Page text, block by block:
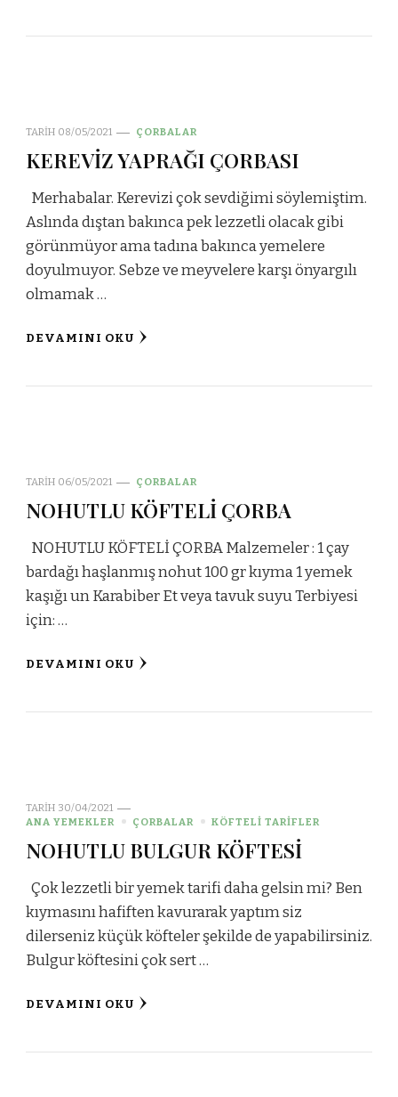
TARIH 08/05/2021 ÇORBALAR
KEREVİZ YAPRAĞI ÇORBASI
Merhabalar. Kerevizi çok sevdiğimi söylemiştim.
Aslında dıştan bakınca pek lezzetli olacak gibi
görünmüyor ama tadına bakınca yemelere
doyulmuyor. Sebze ve meyvelere karşı önyargılı
olmamak …
DEVAMINI OKU
TARIH 06/05/2021 ÇORBALAR
NOHUTLU KÖFTELİ ÇORBA
NOHUTLU KÖFTELİ ÇORBA Malzemeler : 1 çay
bardağı haşlanmış nohut 100 gr kıyma 1 yemek
kaşığı un Karabiber Et veya tavuk suyu Terbiyesi
için: …
DEVAMINI OKU
TARIH 30/04/2021
ANA YEMEKLER
ÇORBALAR KÖFTELİ TARİFLER
NOHUTLU BULGUR KÖFTESİ
Çok lezzetli bir yemek tarifi daha gelsin mi? Ben
kıymasını hafiften kavurarak yaptım siz
dilerseniz küçük köfteler şekilde de yapabilirsiniz.
Bulgur köftesini çok sert …
DEVAMINI OKU